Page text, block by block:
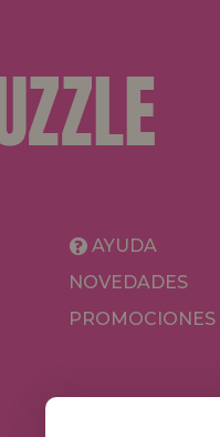
AYUDA
NOVEDADES
PROMOCIONES